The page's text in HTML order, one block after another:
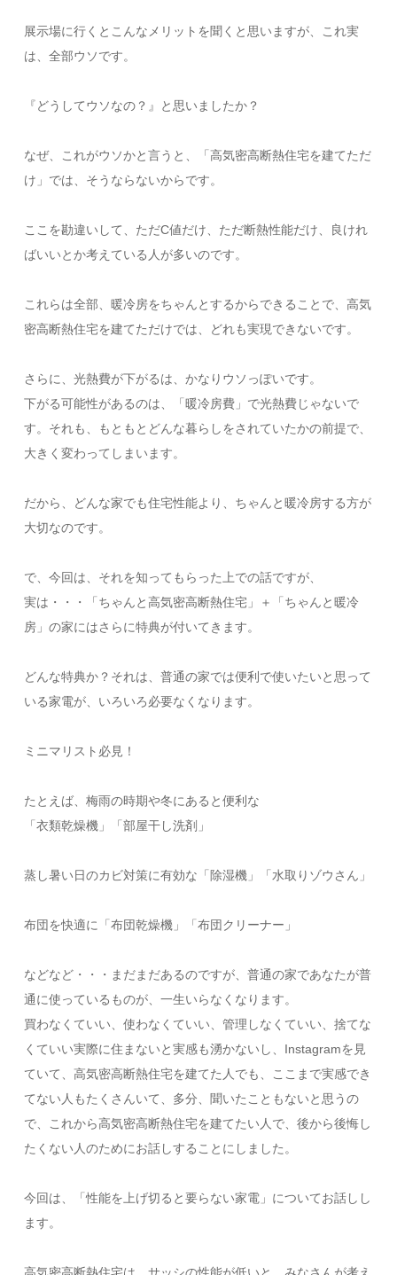
展示場に行くとこんなメリットを聞くと思いますが、​これ実
は、全部ウソです。​
『どうしてウソなの？』と思いましたか？​
なぜ、これがウソかと言うと、​「高気密高断熱住宅を建てただ
け」では、そうならないからです。
​ここを勘違いして、ただC値だけ、ただ断熱性能だけ、良けれ
ばいいとか考えている人が多いのです。​
これらは全部、暖冷房をちゃんとするからできることで、高気
密高断熱住宅を建てただけでは、どれも実現できないです。
​さらに、光熱費が下がるは、かなりウソっぽいです。​
下がる可能性があるのは、「暖冷房費」で光熱費じゃないで
す。それも、もともとどんな暮らしをされていたかの前提で、
大きく変わってしまいます。​
だから、どんな家でも住宅性能より、ちゃんと暖冷房する方が
大切なのです。
​​で、今回は、それを知ってもらった上での話ですが、
​実は・・・​「ちゃんと高気密高断熱住宅」＋「ちゃんと暖冷
房」​の家にはさらに特典が付いてきます。​
どんな特典か？​それは、普通の家では便利で使いたいと思って
いる家電が、いろいろ必要なくなります。
​ミニマリスト必見！
​たとえば、​梅雨の時期や冬にあると便利な
「衣類乾燥機」「部屋干し洗剤」
​蒸し暑い日のカビ対策に有効な「除湿機」「水取りゾウさん」​
布団を快適に「布団乾燥機」「布団クリーナー」
​などなど・・・まだまだあるのですが、普通の家であなたが普
通に使っているものが、一生いらなくなります。
​買わなくていい、使わなくていい、管理しなくていい、捨てな
くていい​実際に住まないと実感も湧かないし、Instagramを見
ていて、高気密高断熱住宅を建てた人でも、ここまで実感でき
てない人もたくさんいて、​多分、聞いたこともないと思うの
で、これから高気密高断熱住宅を建てたい人で、後から後悔し
たくない人のためにお話しすることにしました。​
今回は、「性能を上げ切ると要らない家電」についてお話しし
ます。